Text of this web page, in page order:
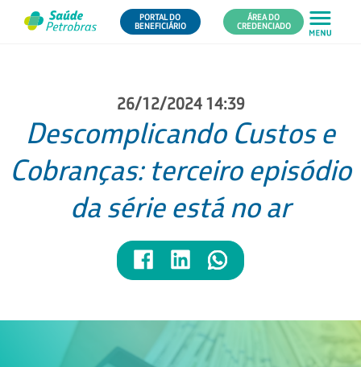
PORTAL DO
BENEFICIÁRIO
ÁREA DO
CREDENCIADO
26/12/2024 14:39
Descomplicando Custos e
Cobranças: terceiro episódio
da série está no ar